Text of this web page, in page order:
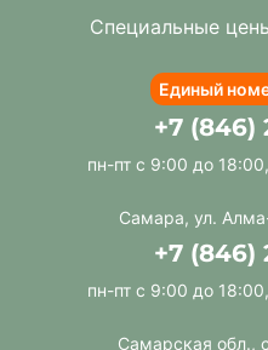
Специальные
Единый
+7 (846)
пн-пт с 9:00 до
Самара, ул.
+7 (846)
пн-пт с 9:00 до
Самарская обл.,